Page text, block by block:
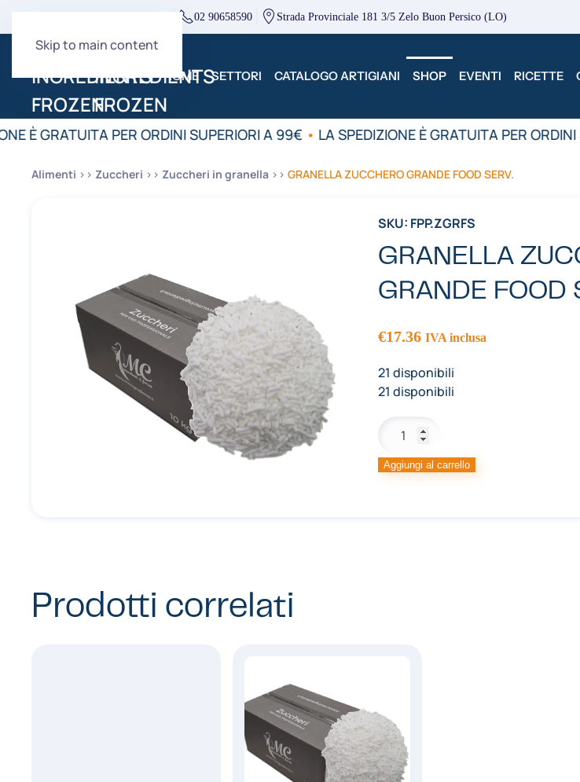
Skip to main content
02 90658590 Strada Provinciale 181 3/5 Zelo Buon Persico (LO)
HOME SETTORI CATALOGO ARTIGIANI SHOP EVENTI RICETTE
È GRATUITA PER ORDINI SUPERIORI A 99€• LA SPEDIZIONE È GRATUITA PER ORDINI
Alimenti Zuccheri Zuccheri in granella GRANELLA ZUCCHERO GRANDE FOOD SERV.
SKU: FPP.ZGRFS
GRANELLA
GRANDE FOOD
€17.36 IVA inclusa
21 disponibili
21 disponibili
ZUCCHERO
GRANDE
Aggiungi al carrello
Prodotti correlati